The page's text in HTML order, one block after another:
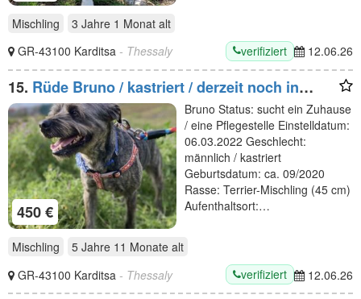
Mischling 3 Jahre 1 Monat alt
GR-43100 Karditsa - Thessaly verifiziert 12.06.26
15. Rüde Bruno / kastriert / derzeit noch in
Griechenland
450 €
Bruno Status: sucht ein Zuhause
/ eine Pflegestelle Einstelldatum:
06.03.2022 Geschlecht:
männlich / kastriert
Geburtsdatum: ca. 09/2020
Rasse: Terrier-Mischling (45 cm)
Aufenthaltsort:…
Mischling 5 Jahre 11 Monate alt
GR-43100 Karditsa - Thessaly verifiziert 12.06.26